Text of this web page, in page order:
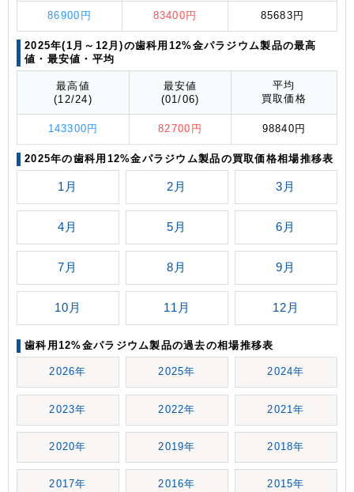
86900円 83400円 85683円
2025年(1月～12月)の歯科用12%金パラジウム製品の最高
値 ・最安値 ・平均
最高値
(12/24)
最安値
(01/06)
平均
買取価格
143300円 82700円 98840円
2025年の歯科用12%金パラジウム製品の買取価格相場推移表
1月 2月 3月
4月 5月 6月
7月 8月 9月
10月 11月 12月
歯科用12%金パラジウム製品の過去の相場推移表
2026年 2025年 2024年
2023年 2022年 2021年
2020年 2019年 2018年
2017年 2016年 2015年